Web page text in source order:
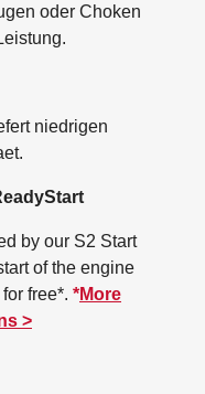
oder Choken
niedrigen
by our S2 Start
of the engine
free*. *More
>